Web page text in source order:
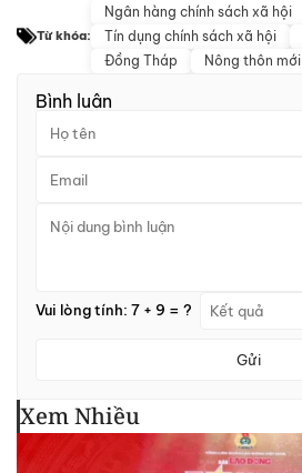
Từ khóa:
Ngân hàng chính sách xã hội
Tín dụng chính sách xã hội
Đồng Tháp
Nông thôn mới
Bình luận
Vui lòng tính: 7 + 9 = ?
Gửi
Xem Nhiều